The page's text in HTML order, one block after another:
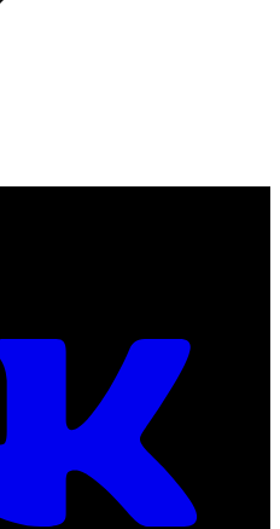
проспект Ленина, д. 95